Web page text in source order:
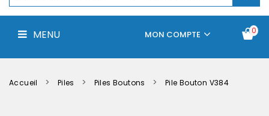
MENU 0
MON COMPTE
Perceuse,
Visseuse
Batteries
Accueil Piles Piles Boutons Pile Bouton V384